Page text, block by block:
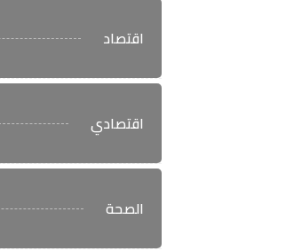
اقتصاد
اقتصادي
الصحة